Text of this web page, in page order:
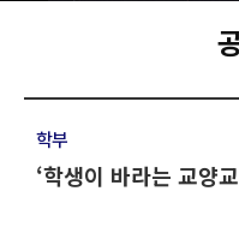
학부
‘학생이 바라는 교양